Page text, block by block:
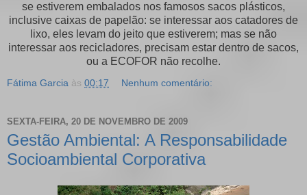
se estiverem embalados nos famosos sacos plásticos,
inclusive caixas de papelão: se interessar aos catadores de
lixo, eles levam do jeito que estiverem; mas se não
interessar aos recicladores, precisam estar dentro de sacos,
ou a ECOFOR não recolhe.
Fátima Garcia às 00:17 Nenhum comentário:
SEXTA-FEIRA, 20 DE NOVEMBRO DE 2009
Gestão Ambiental: A Responsabilidade
Socioambiental Corporativa